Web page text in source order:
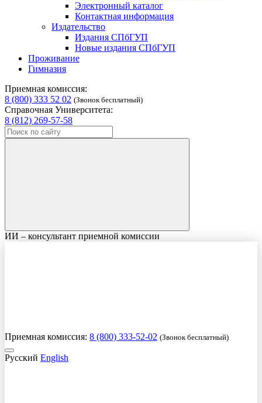
Электронный каталог
Контактная информация
Издательство
Издания СПбГУП
Новые издания СПбГУП
Проживание
Гимназия
Приемная комиссия:
8 (800) 333 52 02 (Звонок бесплатный)
Справочная Университета:
8 (812) 269-57-58
ИИ – консультант приемной комиссии
Приемная комиссия: 8 (800) 333-52-02 (Звонок бесплатный)
Русский English